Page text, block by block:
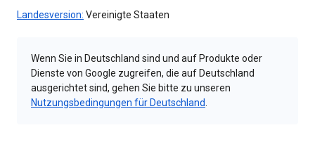
Landesversion: Vereinigte Staaten
Wenn Sie in Deutschland sind und auf Produkte oder
Dienste von Google zugreifen, die auf Deutschland
ausgerichtet sind, gehen Sie bitte zu unseren
Nutzungsbedingungen für Deutschland